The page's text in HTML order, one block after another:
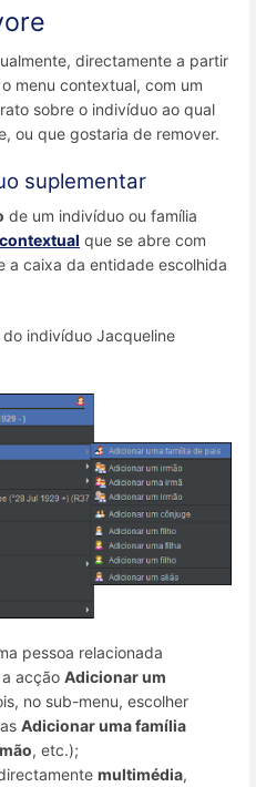
directamente a partir
menu contextual, com um
sobre o indivíduo ao qual
ou que gostaria de remover.
suplementar
de um indivíduo ou família
que se abre com
a caixa da entidade escolhida
indivíduo Jacqueline
pessoa relacionada
acção Adicionar um
no sub-menu, escolher
Adicionar uma família
, etc.);
multimédia,